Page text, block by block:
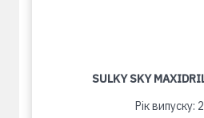
SULKY SKY
Рік випуску: